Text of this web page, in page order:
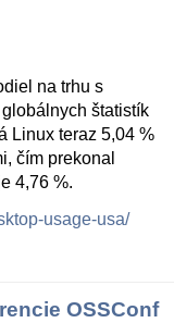
na trhu s
štatistík
Linux teraz 5,04 %
čím prekonal
4,76 %.
usage-usa/
OSSConf